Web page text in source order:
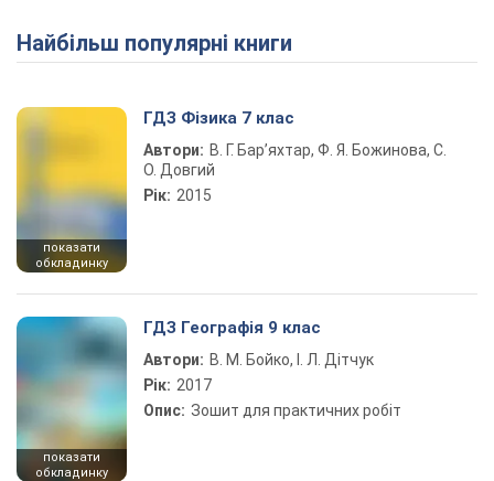
Найбільш популярні книги
показати
обкладинку
ГДЗ Фізика 7 клас
Автори: В. Г. Бар’яхтар, Ф. Я. Божинова, С.
О. Довгий
Рік: 2015
показати
обкладинку
ГДЗ Географія 9 клас
Автори: В. М. Бойко, І. Л. Дітчук
Рік: 2017
Опис: Зошит для практичних робіт